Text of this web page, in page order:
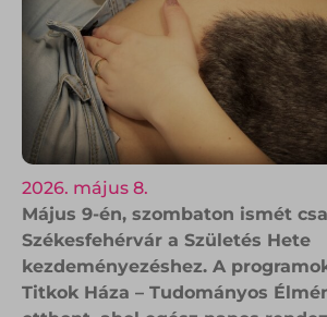
2026. május 8.
Május 9-én, szombaton ismét
Székesfehérvár a Születés Hete
kezdeményezéshez. A
Titkok Háza – Tudományos